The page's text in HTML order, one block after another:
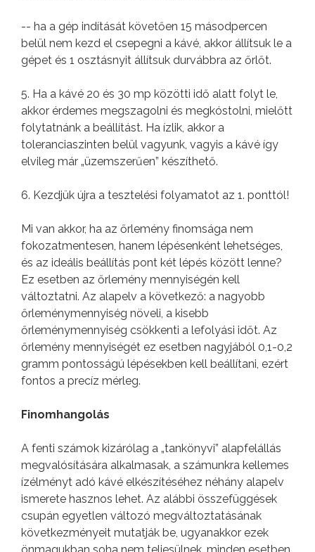
-- ha a gép indítását követően 15 másodpercen
belül nem kezd el csepegni a kávé, akkor állítsuk le a
gépet és 1 osztásnyit állítsuk durvábbra az őrlőt.
5. Ha a kávé 20 és 30 mp közötti idő alatt folyt le,
akkor érdemes megszagolni és megkóstolni, mielőtt
folytatnánk a beállítást. Ha ízlik, akkor a
toleranciaszinten belül vagyunk, vagyis a kávé így
elvileg már „üzemszerűen” készíthető.
6. Kezdjük újra a tesztelési folyamatot az 1. ponttól!
Mi van akkor, ha az őrlemény finomsága nem
fokozatmentesen, hanem lépésenként lehetséges,
és az ideális beállítás pont két lépés között lenne?
Ez esetben az őrlemény mennyiségén kell
változtatni. Az alapelv a következő: a nagyobb
őrleménymennyiség növeli, a kisebb
őrleménymennyiség csökkenti a lefolyási időt. Az
őrlemény mennyiségét ez esetben nagyjából 0,1-0,2
gramm pontosságú lépésekben kell beállítani, ezért
fontos a precíz mérleg.
Finomhangolás
A fenti számok kizárólag a „tankönyvi” alapfelállás
megvalósítására alkalmasak, a számunkra kellemes
ízélményt adó kávé elkészítéséhez néhány alapelv
ismerete hasznos lehet. Az alábbi összefüggések
csupán egyetlen változó megváltoztatásának
következményeit mutatják be, ugyanakkor ezek
önmagukban soha nem teljesülnek, minden esetben